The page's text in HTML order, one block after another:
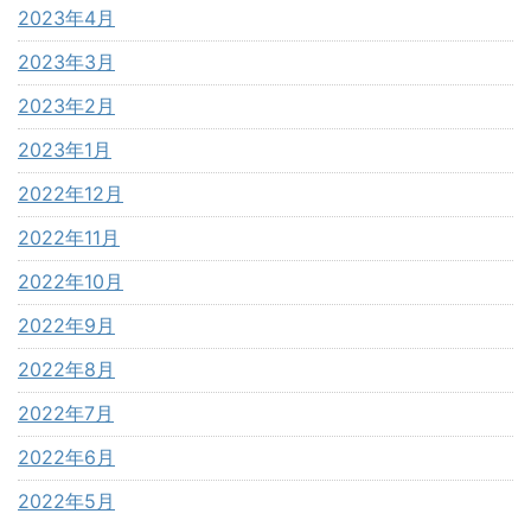
2023年4月
2023年3月
2023年2月
2023年1月
2022年12月
2022年11月
2022年10月
2022年9月
2022年8月
2022年7月
2022年6月
2022年5月